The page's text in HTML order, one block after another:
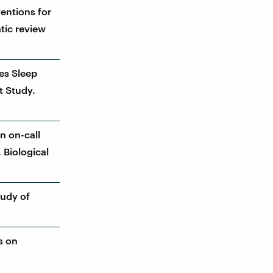
for
review
Sleep
Study.
on-call
Biological
of
on